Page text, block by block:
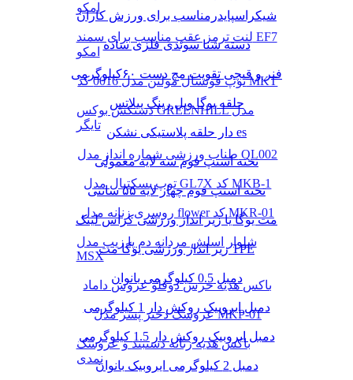
امکو
لنت ترمز عقب مناسب برای سمند EF7
امکو
توپ فوتسال مولتن مدل 0016 کد MKT
دستکش بوکس GREENHILL مدل
تایگر
طناب ورزشی شماره انداز مدل QL002
توپ بسکتبال مدل GL7X کد MKB-1
روسری زنانه مدل flower کد MKR-01
شلوار اسلش مردانه دم پا زیپ مدل
MSX
باکس هدیه خرس دوقلو عروس داماد
عروسک دختر پسر مدل MKP-01
باکس هدیه زنانه دستبند و عروسک
نمدی
شیکراسپایدرمناسب برای ورزش کاران
دسته شنا سوئدی فلزی ساده
فنر و قیچی تقویت مچ دست ۶۰کیلوگرمی
حلقه یوگا ویل رینگ پیلاتس
دار حلقه پلاستیکی نشکن es
تخته استپ فوم سه لایه معمولی
تخته استپ فوم چهار لایه ۵۵ سانتی
مت یوگا یا زیر انداز ورزشی کراس لینک
زیر انداز ورزشی یوگا مت TPE
دمبل 0.5 کیلوگرمی بانوان
دمبل ایروبیک روکش‌ دار 1 کیلوگرمی
دمبل ایروبیک روکش‌ دار 1.5 کیلوگرمی
دمبل 2 کیلوگرمی ایروبیک بانوان